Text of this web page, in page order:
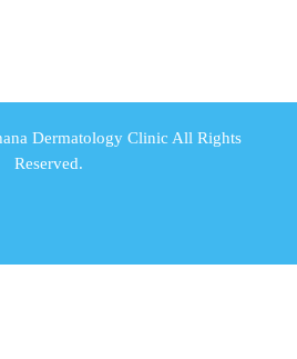
Dermatology Clinic All Rights
Reserved.